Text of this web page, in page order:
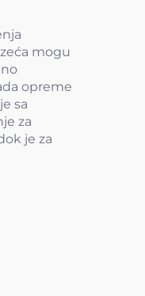
mogu
opreme
sa
za
je za